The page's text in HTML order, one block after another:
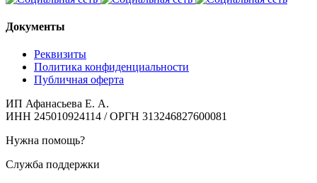
Документы
Реквизиты
Политика конфиденциальности
Публичная оферта
ИП Афанасьева Е. А.
ИНН 245010924114 / ОРГН 313246827600081
Нужна помощь?
Служба поддержки